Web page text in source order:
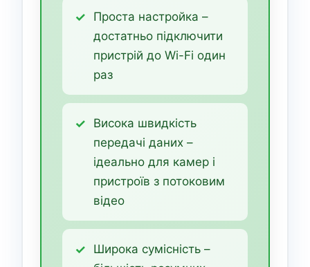
Проста настройка –
достатньо підключити
пристрій до Wi-Fi один
раз
Висока швидкість
передачі даних –
ідеально для камер і
пристроїв з потоковим
відео
Широка сумісність –